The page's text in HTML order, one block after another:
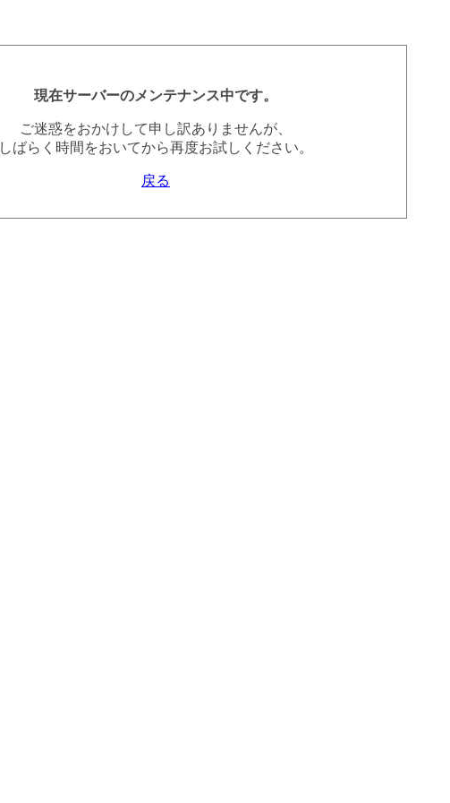
現在サーバーのメンテナンス中です。
ご迷惑をおかけして申し訳ありませんが、
しばらく時間をおいてから再度お試しください。
戻る